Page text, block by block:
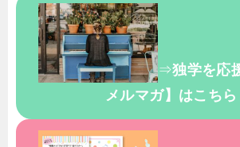
⇒独学を応
メルマガ】はこちら